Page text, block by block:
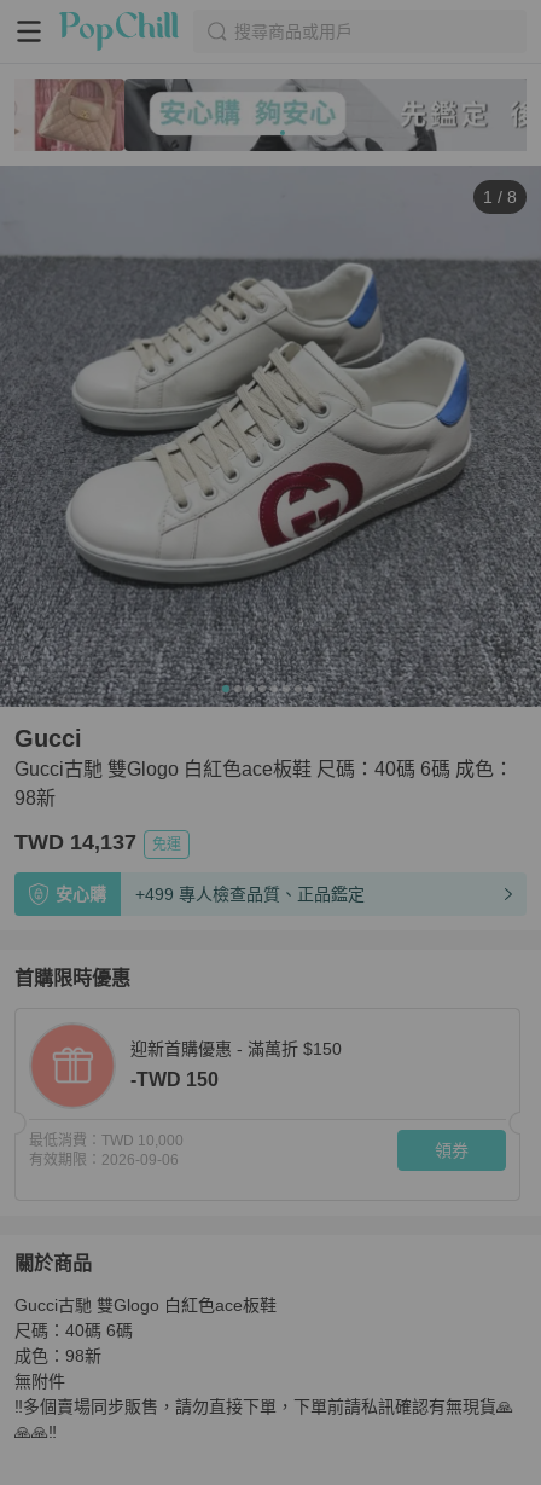
搜尋商品或用戶
1 / 8
Gucci古馳 雙Glogo 白紅色ace板鞋 尺碼：40碼 6碼 成色：
98新
Gucci
TWD 14,137 免運
安心購 +499 專人檢查品質、正品鑑定
首購限時優惠
迎新首購優惠 - 滿萬折 $150
-TWD 150
最低消費： TWD 10,000
有效期限： 2026-09-06 領券
關於商品
關於Gucci古馳 雙Glogo 白紅色ace板鞋 尺碼：40碼 6碼 成色
Gucci古馳 雙Glogo 白紅色ace板鞋
尺碼：40碼 6碼
成色：98新
無附件
‼️多個賣場同步販售，請勿直接下單，下單前請私訊確認有無現貨🙏
🙏🙏‼️